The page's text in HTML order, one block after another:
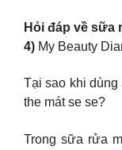
Hỏi đáp về sữa
4) My Beauty
Tại sao khi
the mát se se?
Trong sữa rửa